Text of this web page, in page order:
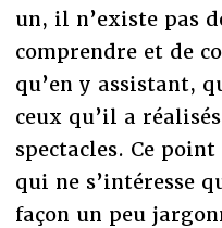
un, il n’existe pas
comprendre et de
qu’en y assistant,
ceux qu’il a
spectacles. Ce
qui ne s’intéresse
façon un peu